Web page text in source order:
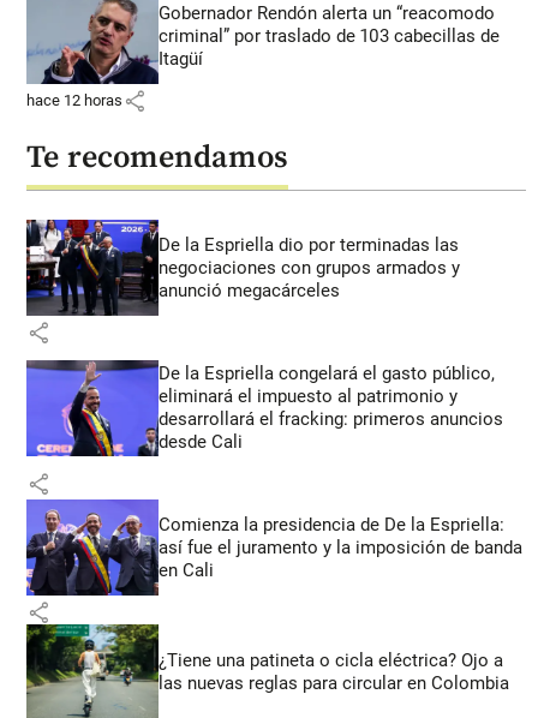
Gobernador Rendón alerta un “reacomodo
criminal” por traslado de 103 cabecillas de
Itagüí
hace 12 horas share
Te recomendamos
De la Espriella dio por terminadas las
negociaciones con grupos armados y
anunció megacárceles
share
De la Espriella congelará el gasto público,
eliminará el impuesto al patrimonio y
desarrollará el fracking: primeros anuncios
desde Cali
share
Comienza la presidencia de De la Espriella:
así fue el juramento y la imposición de banda
en Cali
share
¿Tiene una patineta o cicla eléctrica? Ojo a
las nuevas reglas para circular en Colombia